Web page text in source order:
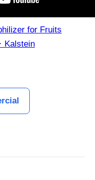
for Fruits
Kalstein